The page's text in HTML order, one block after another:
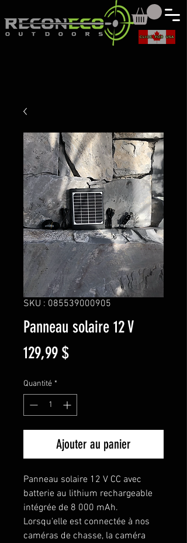
CLICK FOR USA
SKU : 085539000905
Panneau solaire 12 V
129,99 $Prix
Quantité *
Ajouter au panier
Panneau solaire 12 V CC avec
batterie au lithium rechargeable
intégrée de 8 000 mAh.
Lorsqu'elle est connectée à nos
caméras de chasse, la caméra